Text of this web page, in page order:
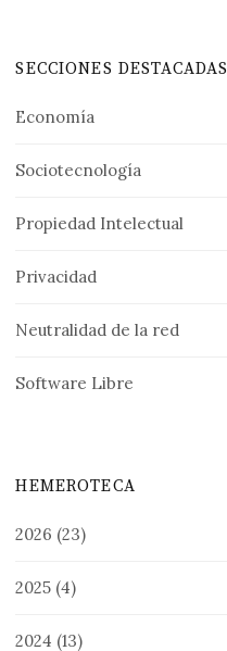
SECCIONES DESTACADAS
Economía
Sociotecnología
Propiedad Intelectual
Privacidad
Neutralidad de la red
Software Libre
HEMEROTECA
2026 (23)
2025 (4)
2024 (13)